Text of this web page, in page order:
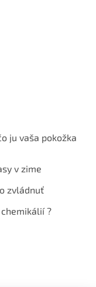
ju vaša pokožka
v zime
zvládnuť
?